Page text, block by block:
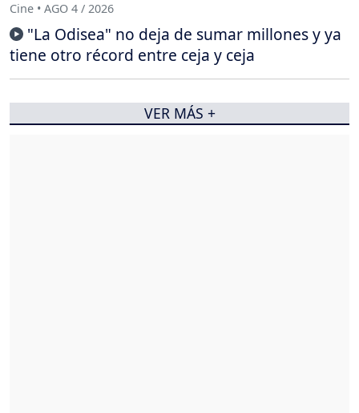
Cine • AGO 4 / 2026
"La Odisea" no deja de sumar millones y ya
tiene otro récord entre ceja y ceja
VER MÁS +